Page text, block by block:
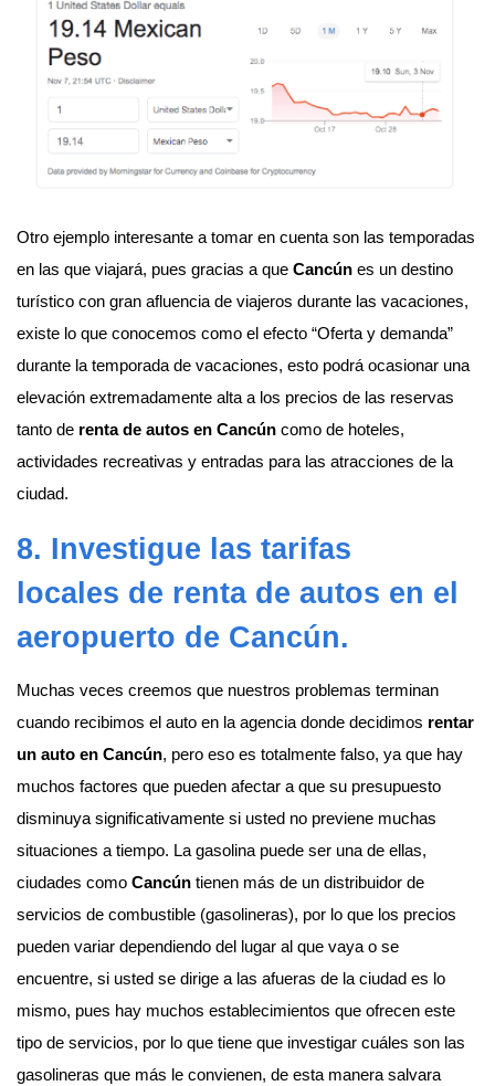
Otro ejemplo interesante a tomar en cuenta son las temporadas
en las que viajará, pues gracias a que Cancún es un destino
turístico con gran afluencia de viajeros durante las vacaciones,
existe lo que conocemos como el efecto “Oferta y demanda”
durante la temporada de vacaciones, esto podrá ocasionar una
elevación extremadamente alta a los precios de las reservas
tanto de renta de autos en Cancún como de hoteles,
actividades recreativas y entradas para las atracciones de la
ciudad.
8. Investigue las tarifas
locales de renta de autos en el
aeropuerto de Cancún.
Muchas veces creemos que nuestros problemas terminan
cuando recibimos el auto en la agencia donde decidimos rentar
un auto en Cancún, pero eso es totalmente falso, ya que hay
muchos factores que pueden afectar a que su presupuesto
disminuya significativamente si usted no previene muchas
situaciones a tiempo. La gasolina puede ser una de ellas,
ciudades como Cancún tienen más de un distribuidor de
servicios de combustible (gasolineras), por lo que los precios
pueden variar dependiendo del lugar al que vaya o se
encuentre, si usted se dirige a las afueras de la ciudad es lo
mismo, pues hay muchos establecimientos que ofrecen este
tipo de servicios, por lo que tiene que investigar cuáles son las
gasolineras que más le convienen, de esta manera salvara